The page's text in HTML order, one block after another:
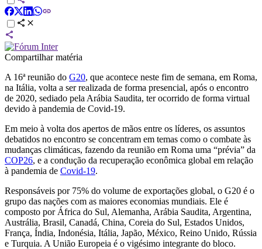
Compartilhar matéria
A 16ª reunião do G20, que acontece neste fim de semana, em Roma,
na Itália, volta a ser realizada de forma presencial, após o encontro
de 2020, sediado pela Arábia Saudita, ter ocorrido de forma virtual
devido à pandemia de Covid-19.
Em meio à volta dos apertos de mãos entre os líderes, os assuntos
debatidos no encontro se concentram em temas como o combate às
mudanças climáticas, fazendo da reunião em Roma uma “prévia” da
COP26, e a condução da recuperação econômica global em relação
à pandemia de Covid-19.
Responsáveis por 75% do volume de exportações global, o G20 é o
grupo das nações com as maiores economias mundiais. Ele é
composto por África do Sul, Alemanha, Arábia Saudita, Argentina,
Austrália, Brasil, Canadá, China, Coreia do Sul, Estados Unidos,
França, Índia, Indonésia, Itália, Japão, México, Reino Unido, Rússia
e Turquia. A União Europeia é o vigésimo integrante do bloco.